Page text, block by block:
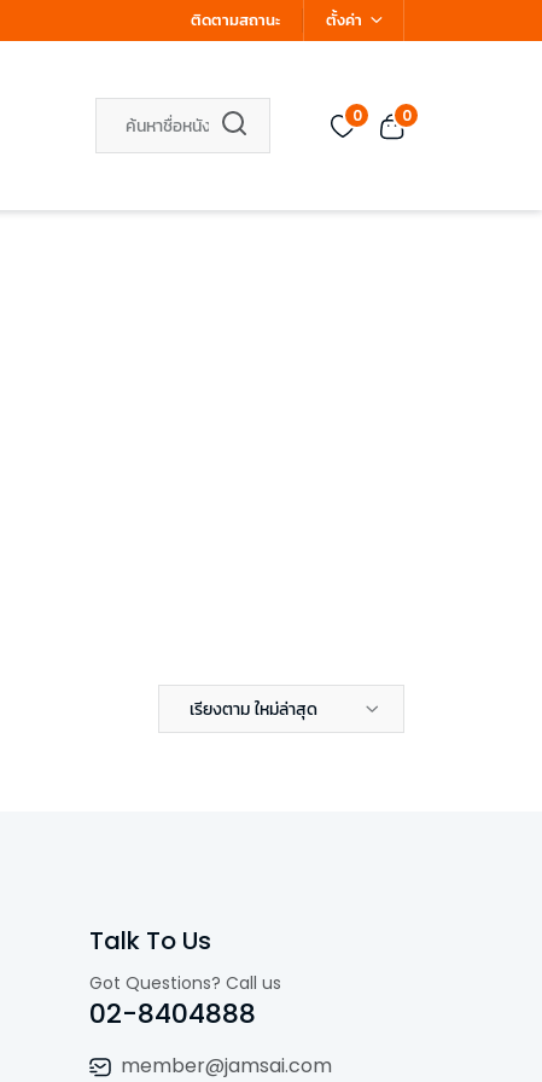
ติดตามสถานะ ตั้งค่า
0 0
เรียงตาม ใหม่ล่าสุด
Talk To Us
Got Questions? Call us
02-8404888
member@jamsai.com